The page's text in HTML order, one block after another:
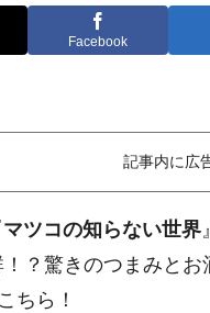
Facebook
記事内に広
マツコの知らない世界
？驚きのつまみと
ちら！